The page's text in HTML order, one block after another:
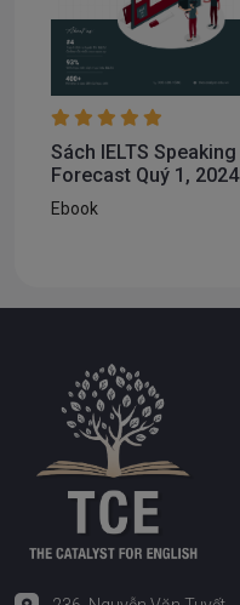
Sách IELTS Speaking
Forecast Quý 1, 2024
Ebook